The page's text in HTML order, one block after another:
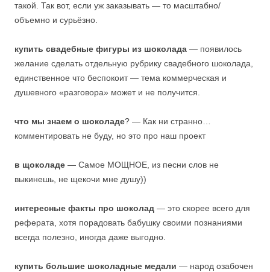
такой. Так вот, если уж заказывать — то масштабно/
объемно и сурьёзно.
купить свадебные фигуры из шоколада — появилось
желание сделать отдельную рубрику свадебного шоколада,
единственное что беспокоит — тема коммерческая и
душевного «разговора» может и не получится.
что мы знаем о шоколаде? — Как ни странно…
комментировать не буду, но это про наш проект
в щоколаде — Самое МОЩНОЕ, из песни слов не
выкинешь, не щекочи мне душу))
интересные факты про шоколад — это скорее всего для
реферата, хотя порадовать бабушку своими познаниями
всегда полезно, иногда даже выгодно.
купить большие шоколадные медали — народ озабочен